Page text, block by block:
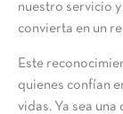
nuestro servicio
convierta en un
Este
quienes confían
vidas. Ya sea